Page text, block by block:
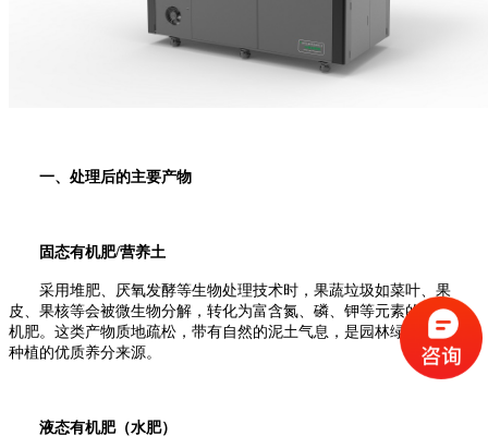
一、处理后的主要产物
固态有机肥/营养土
采用堆肥、厌氧发酵等生物处理技术时，果蔬垃圾如菜叶、果
皮、果核等会被微生物分解，转化为富含氮、磷、钾等元素的固态有
机肥。这类产物质地疏松，带有自然的泥土气息，是园林绿化、农业
种植的优质养分来源。
液态有机肥（水肥）